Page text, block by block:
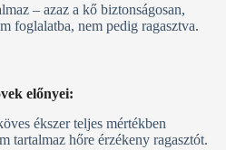
– azaz a kő biztonságosan,
foglalatba, nem pedig ragasztva.
előnyei:
ékszer teljes mértékben
tartalmaz hőre érzékeny ragasztót.